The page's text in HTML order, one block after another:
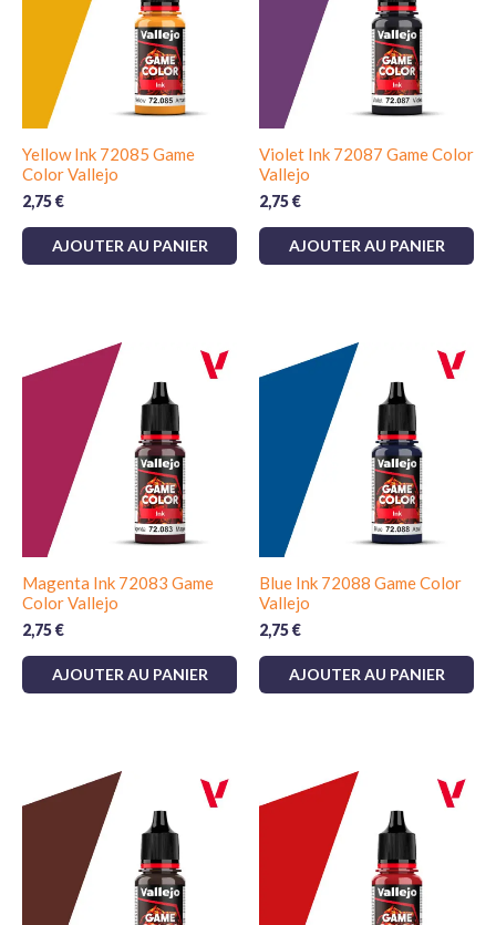
Yellow Ink 72085 Game
Color Vallejo
2,75€
AJOUTER AU PANIER
Violet Ink 72087 Game Color
Vallejo
2,75€
AJOUTER AU PANIER
Magenta Ink 72083 Game
Color Vallejo
2,75€
AJOUTER AU PANIER
Blue Ink 72088 Game Color
Vallejo
2,75€
AJOUTER AU PANIER